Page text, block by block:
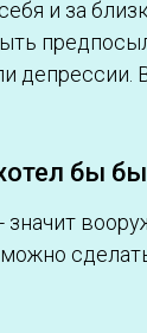
и за
депрессии.
бы